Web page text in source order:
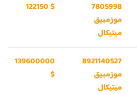
7805998
موزمبيق
ميتيكال
122150 $
8921140527
موزمبيق
ميتيكال
139600000
$